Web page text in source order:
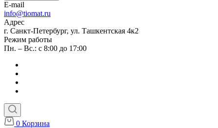
E-mail
info@tiomat.ru
Адрес
г. Санкт-Петербург, ул. Ташкентская 4к2
Режим работы
Пн. – Вс.: с 8:00 до 17:00
0 Корзина